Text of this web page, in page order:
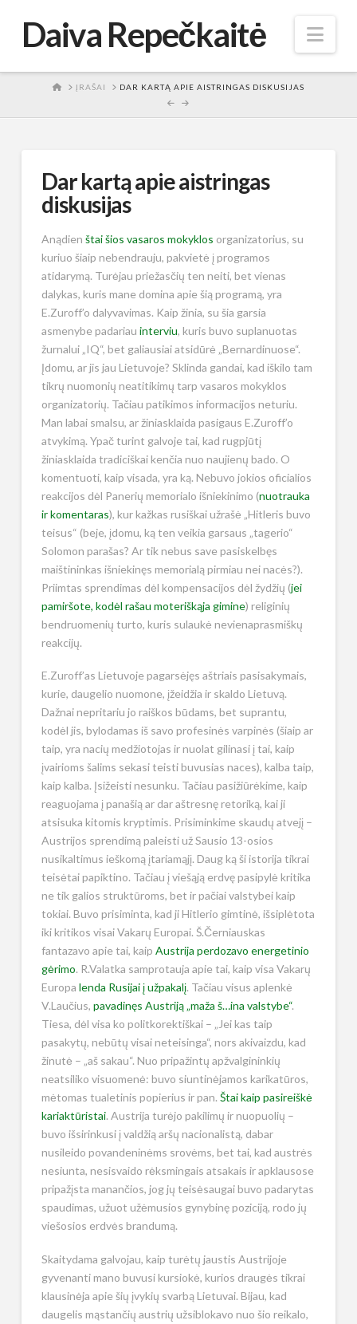
Daiva Repečkaitė
HOMEĮRAŠAI DAR KARTĄ APIE AISTRINGAS DISKUSIJAS
Dar kartą apie aistringas
diskusijas
Anądien štai šios vasaros mokyklos organizatorius, su
kuriuo šiaip nebendrauju, pakvietė į programos
atidarymą. Turėjau priežasčių ten neiti, bet vienas
dalykas, kuris mane domina apie šią programą, yra
E.Zuroff’o dalyvavimas. Kaip žinia, su šia garsia
asmenybe padariau interviu, kuris buvo suplanuotas
žurnalui „IQ“, bet galiausiai atsidūrė „Bernardinuose“.
Įdomu, ar jis jau Lietuvoje? Sklinda gandai, kad iškilo tam
tikrų nuomonių neatitikimų tarp vasaros mokyklos
organizatorių. Tačiau patikimos informacijos neturiu.
Man labai smalsu, ar žiniasklaida pasigaus E.Zuroff’o
atvykimą. Ypač turint galvoje tai, kad rugpjūtį
žiniasklaida tradiciškai kenčia nuo naujienų bado. O
komentuoti, kaip visada, yra ką. Nebuvo jokios oficialios
reakcijos dėl Panerių memorialo išniekinimo (nuotrauka
ir komentaras), kur kažkas rusiškai užrašė „Hitleris buvo
teisus“ (beje, įdomu, ką ten veikia garsaus „tagerio“
Solomon parašas? Ar tik nebus save pasiskelbęs
maištininkas išniekinęs memorialą pirmiau nei nacės?).
Priimtas sprendimas dėl kompensacijos dėl žydžių (jei
pamiršote, kodėl rašau moteriškąja gimine) religinių
bendruomenių turto, kuris sulaukė nevienaprasmiškų
reakcijų.
E.Zuroff’as Lietuvoje pagarsėjęs aštriais pasisakymais,
kurie, daugelio nuomone, įžeidžia ir skaldo Lietuvą.
Dažnai nepritariu jo raiškos būdams, bet suprantu,
kodėl jis, bylodamas iš savo profesinės varpinės (šiaip ar
taip, yra nacių medžiotojas ir nuolat gilinasi į tai, kaip
įvairioms šalims sekasi teisti buvusias naces), kalba taip,
kaip kalba. Įsižeisti nesunku. Tačiau pasižiūrėkime, kaip
reaguojama į panašią ar dar aštresnę retoriką, kai ji
atsisuka kitomis kryptimis. Prisiminkime skaudų atvejį –
Austrijos sprendimą paleisti už Sausio 13-osios
nusikaltimus ieškomą įtariamąjį. Daug ką ši istorija tikrai
teisėtai papiktino. Tačiau į viešąją erdvę pasipylė kritika
ne tik galios struktūroms, bet ir pačiai valstybei kaip
tokiai. Buvo prisiminta, kad ji Hitlerio gimtinė, išsiplėtota
iki kritikos visai Vakarų Europai. Š.Černiauskas
fantazavo apie tai, kaip Austrija perdozavo energetinio
gėrimo. R.Valatka samprotauja apie tai, kaip visa Vakarų
Europa lenda Rusijai į užpakalį. Tačiau visus aplenkė
V.Laučius, pavadinęs Austriją „maža š…ina valstybe“.
Tiesa, dėl visa ko politkorektiškai – „Jei kas taip
pasakytų, nebūtų visai neteisinga“, nors akivaizdu, kad
žinutė – „aš sakau“. Nuo pripažintų apžvalgininkių
neatsiliko visuomenė: buvo siuntinėjamos karikatūros,
mėtomas tualetinis popierius ir pan. Štai kaip pasireiškė
kariaktūristai. Austrija turėjo pakilimų ir nuopuolių –
buvo išsirinkusi į valdžią aršų nacionalistą, dabar
nusileido povandeninėms srovėms, bet tai, kad austrės
nesiunta, nesisvaido rėksmingais atsakais ir apklausose
pripažįsta manančios, jog jų teisėsaugai buvo padarytas
spaudimas, užuot užėmusios gynybinę poziciją, rodo jų
viešosios erdvės brandumą.
Skaitydama galvojau, kaip turėtų jaustis Austrijoje
gyvenanti mano buvusi kursiokė, kurios draugės tikrai
klausinėja apie šių įvykių svarbą Lietuvai. Bijau, kad
daugelis mąstančių austrių užsiblokavo nuo šio reikalo,